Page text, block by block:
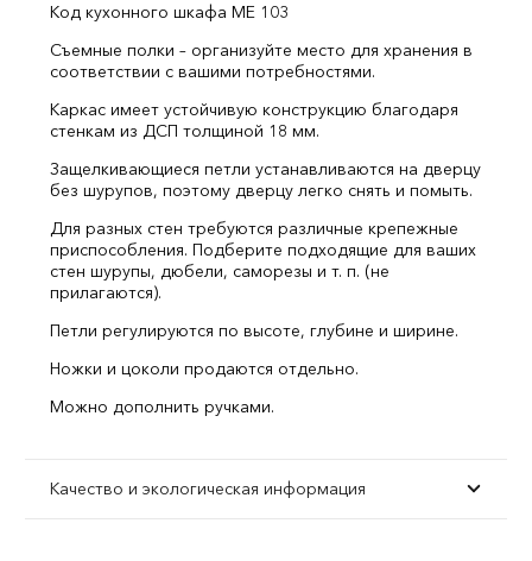
Код кухонного шкафа ME 103
Съемные полки – организуйте место для хранения в
соответствии с вашими потребностями.
Каркас имеет устойчивую конструкцию благодаря
стенкам из ДСП толщиной 18 мм.
Защелкивающиеся петли устанавливаются на дверцу
без шурупов, поэтому дверцу легко снять и помыть.
Для разных стен требуются различные крепежные
приспособления. Подберите подходящие для ваших
стен шурупы, дюбели, саморезы и т. п. (не
прилагаются).
Петли регулируются по высоте, глубине и ширине.
Ножки и цоколи продаются отдельно.
Можно дополнить ручками.
Качество и экологическая информация